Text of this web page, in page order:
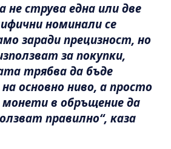
не струва една или две
номинали се
заради прецизност, но
за покупки,
трябва да бъде
основно ниво, а просто
монети в обръщение да
правилно“, каза